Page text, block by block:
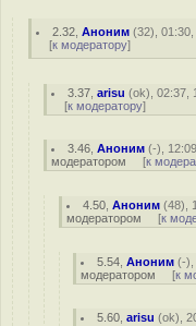
2.32 ,Аноним (32),
[к модератору]
3.37 ,arisu (ok), 02:37,
[к модератору]
3.46 ,Аноним (-),
модератором [к
4.50 ,Аноним (48),
модератором [к
5.54 ,Аноним (-),
модератором [к
5.60 ,arisu (ok),